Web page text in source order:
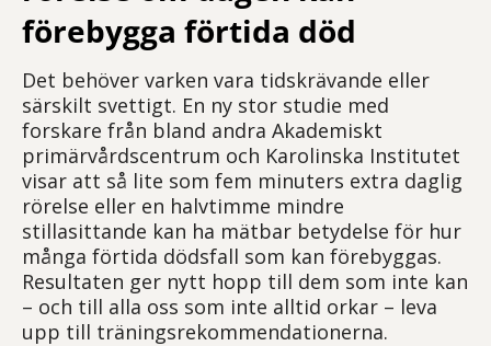
förebygga förtida död
Det behöver varken vara tidskrävande eller
särskilt svettigt. En ny stor studie med
forskare från bland andra Akademiskt
primärvårdscentrum och Karolinska Institutet
visar att så lite som fem minuters extra daglig
rörelse eller en halvtimme mindre
stillasittande kan ha mätbar betydelse för hur
många förtida dödsfall som kan förebyggas.
Resultaten ger nytt hopp till dem som inte kan
– och till alla oss som inte alltid orkar – leva
upp till träningsrekommendationerna.